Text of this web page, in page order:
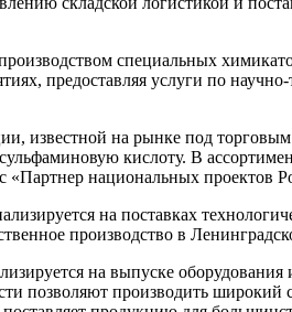
специальных
предоставляя услуги по
известной на рынке под
кислоту. В
национальных проектов
на поставках
производство в
на выпуске оборудования
позволяют производить широкий